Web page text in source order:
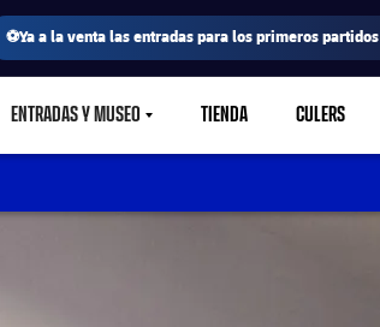
⚽Ya a la venta las entradas para los primeros partidos
ENTRADAS Y MUSEOLABEL.SHARE.CARETDOWN
TIENDA CULERS